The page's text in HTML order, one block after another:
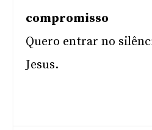
compromisso
Quero entrar no
Jesus.